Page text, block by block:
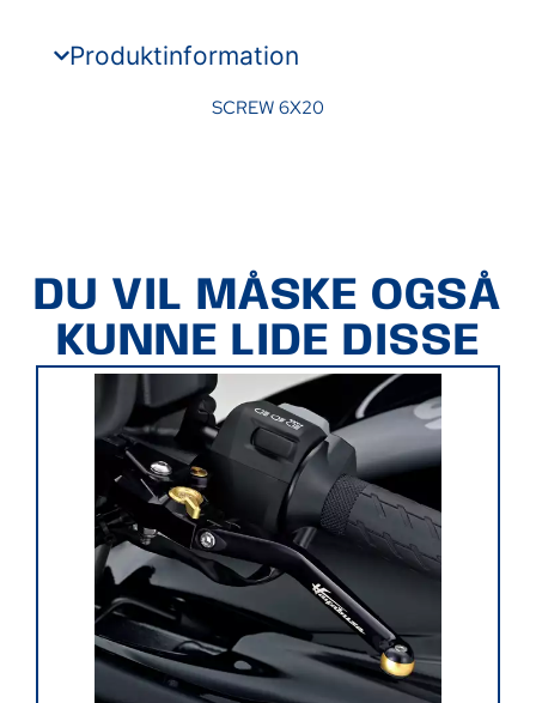
Produktinformation
SCREW 6X20
DU VIL MÅSKE OGSÅ
KUNNE LIDE DISSE